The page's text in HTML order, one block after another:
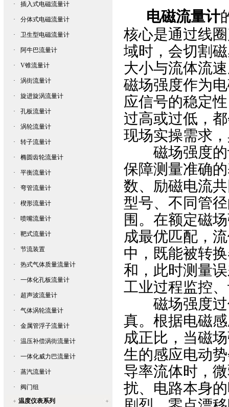
· 插入式电磁流量计
· 分体式电磁流量计
· 卫生型电磁流量计
· 阿牛巴流量计
· V锥流量计
· 涡街流量计
· 旋进旋涡流量计
· 孔板流量计
· 涡轮流量计
· 转子流量计
· 椭圆齿轮流量计
· 平衡流量计
· 弯管流量计
· 楔形流量计
· 喷嘴流量计
· 靶式流量计
· 节流装置
· 热式气体质量流量计
· 一体化孔板流量计
· 超声波流量计
· 气体涡轮流量计
· 金属管浮子流量计
· 温压补偿涡街流量计
· 一体化威力巴流量计
· 蒸汽流量计
·
阀门组
温度仪表系列
电磁流量计
核心是通过线
域时，会切割
大小与流体流
磁场强度作为
应信号的稳定
过高或过低，
现场实操需求
磁场强度的
保障测量准确
数、励磁电流
型号、不同管
围。在额定磁
成最优匹配，
中，既能被转
和，此时测量
工业过程监控
磁场强度过
真。根据电磁
成正比，当磁
生的感应电动
导率流体时，
扰、电路本身